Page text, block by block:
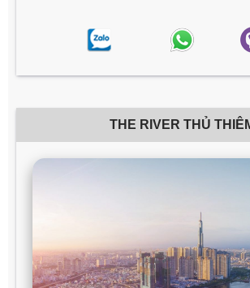
THE RIVER THỦ